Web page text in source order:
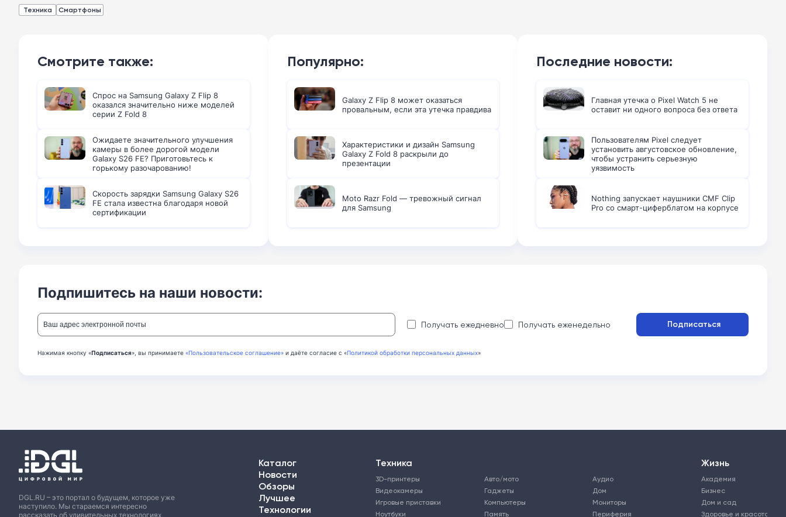
Техника Смартфоны
Смотрите также:
Спрос на Samsung Galaxy Z Flip 8
оказался значительно ниже моделей
серии Z Fold 8
Ожидаете значительного улучшения
камеры в более дорогой модели
Galaxy S26 FE? Приготовьтесь к
горькому разочарованию!
Скорость зарядки Samsung Galaxy S26
FE стала известна благодаря новой
сертификации
Популярно:
Galaxy Z Flip 8 может оказаться
провальным, если эта утечка правдива
Характеристики и дизайн Samsung
Galaxy Z Fold 8 раскрыли до
презентации
Moto Razr Fold — тревожный сигнал
для Samsung
Последние новости:
Главная утечка о Pixel Watch 5 не
оставит ни одного вопроса без ответа
Пользователям Pixel следует
установить августовское обновление,
чтобы устранить серьезную
уязвимость
Nothing запускает наушники CMF Clip
Pro со смарт-циферблатом на корпусе
Подпишитесь на наши новости:
Получать ежедневно Получать еженедельно Подписаться
Нажимая кнопку «Подписаться», вы принимаете «Пользовательское соглашение» и даёте согласие с «Политикой обработки персональных данных»
DGL.RU – это портал о будущем, которое уже
наступило. Мы стараемся интересно
рассказать об удивительных технологиях,
Каталог
Новости
Обзоры
Лучшее
Техника
3D-принтеры Авто/мото
Аудио
Видеокамеры
Гаджеты
Дом
Игровые приставки
Компьютеры
Мониторы
Ноутбуки
Память Периферия
Технологии
Жизнь
Академия
Бизнес
Дом и сад
Здоровье и красота